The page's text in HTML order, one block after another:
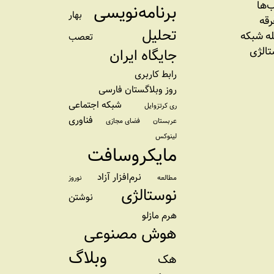
شبکه
برنامه‌نویسی بهار
تحلیل تعصب
جایگاه ایران
رابط کاربری
روز وبلاگستان فارسی
ری کرتزوایل شبکه اجتماعی
عربستان فضای مجازی فناوری
لینوکس
مایکروسافت
مطالعه نرم‌افزار آزاد نوروز
نوستالژی
نوشتن
هرم مازلو
هوش مصنوعی
هک وبلاگ